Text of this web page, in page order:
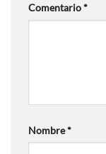
Comentario*
Nombre*